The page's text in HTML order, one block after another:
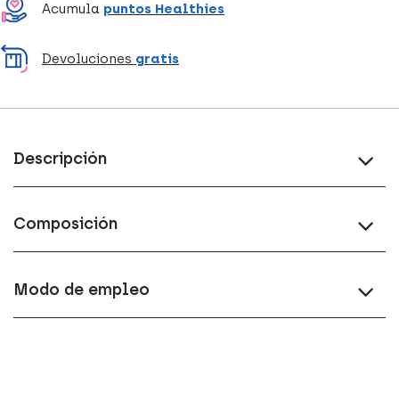
Acumula puntos Healthies
Devoluciones gratis
Descripción
Composición
Modo de empleo